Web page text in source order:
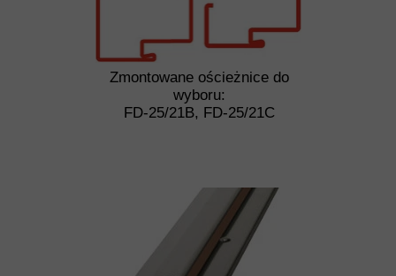
Zmontowane ościeżnice do
wyboru:
FD-25/21B, FD-25/21C